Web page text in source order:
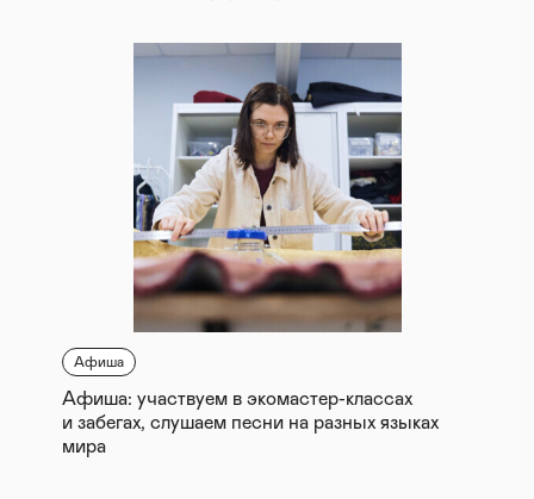
Афиша
Афиша: участвуем в экомастер-классах
и забегах, слушаем песни на разных языках
мира